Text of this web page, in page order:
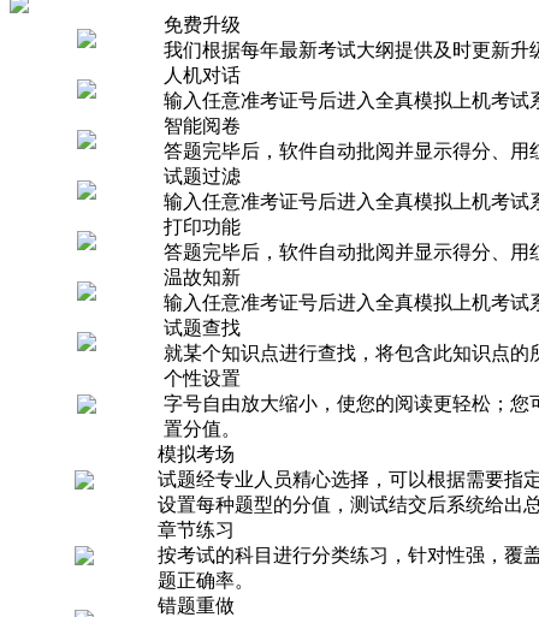
免费升级
我们根据每年最新考试大纲提供及时更新
人机对话
输入任意准考证号后进入全真模拟上机考
智能阅卷
答题完毕后，软件自动批阅并显示得分、
试题过滤
输入任意准考证号后进入全真模拟上机考
打印功能
答题完毕后，软件自动批阅并显示得分、
温故知新
输入任意准考证号后进入全真模拟上机考
试题查找
就某个知识点进行查找，将包含此知识点
个性设置
字号自由放大缩小，使您的阅读更轻松；
置分值。
模拟考场
试题经专业人员精心选择，可以根据需要指
设置每种题型的分值，测试结交后系统给出
章节练习
按考试的科目进行分类练习，针对性强，覆
题正确率。
错题重做